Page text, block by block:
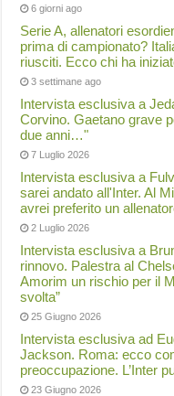
6 giorni ago
Serie A, allenatori
prima di campionato?
riusciti. Ecco chi ha
3 settimane ago
Intervista esclusiva a
Corvino. Gaetano grave
due anni…"
7 Luglio 2026
Intervista esclusiva a
sarei andato all'Inter. Al
avrei preferito un
2 Luglio 2026
Intervista esclusiva a
rinnovo. Palestra al
Amorim un rischio per il
svolta”
25 Giugno 2026
Intervista esclusiva ad
Jackson. Roma: ecco
preoccupazione. L’Inter
23 Giugno 2026